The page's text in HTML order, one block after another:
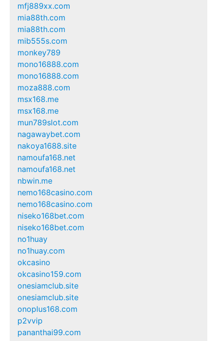
mfj889xx.com
mia88th.com
mia88th.com
mib555s.com
monkey789
mono16888.com
mono16888.com
moza888.com
msx168.me
msx168.me
mun789slot.com
nagawaybet.com
nakoya1688.site
namoufa168.net
namoufa168.net
nbwin.me
nemo168casino.com
nemo168casino.com
niseko168bet.com
niseko168bet.com
no1huay
no1huay.com
okcasino
okcasino159.com
onesiamclub.site
onesiamclub.site
onoplus168.com
p2vvip
pananthai99.com